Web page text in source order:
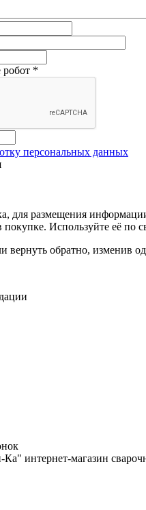
робот *
персональных данных
для размещения
покупке. Используйте её по
вернуть обратно, изменив
интернет-магазин